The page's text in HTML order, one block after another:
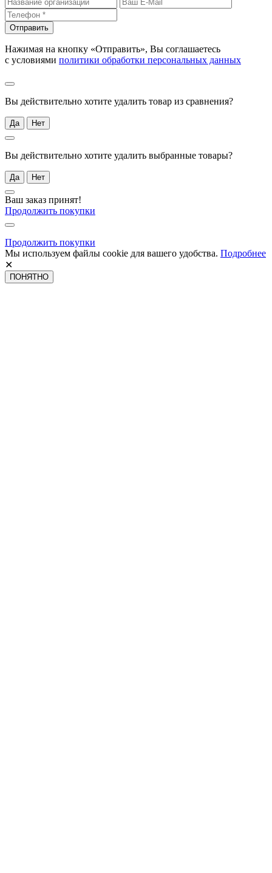
Отправить
Нажимая на кнопку «Отправить», Вы соглашаетесь
с условиями политики обработки персональных данных
Вы действительно хотите удалить товар из сравнения?
Да Нет
Вы действительно хотите удалить выбранные товары?
Да Нет
Ваш заказ принят!
Продолжить покупки
Продолжить покупки
Мы используем файлы cookie для вашего удобства. Подробнее
✕
ПОНЯТНО